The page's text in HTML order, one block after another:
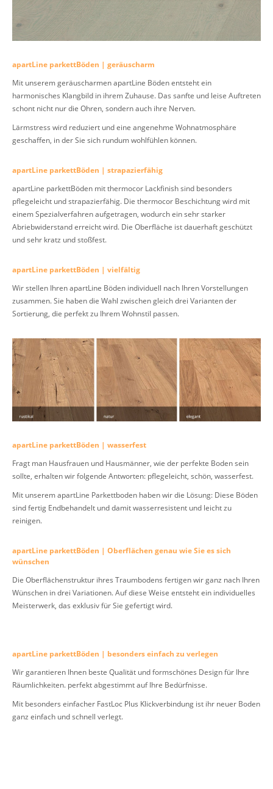
apartLine parkettBöden | geräuscharm
Mit unserem geräuscharmen apartLine Böden entsteht ein
harmonisches Klangbild in ihrem Zuhause. Das sanfte und leise Auftreten
schont nicht nur die Ohren, sondern auch ihre Nerven.
Lärmstress wird reduziert und eine angenehme Wohnatmosphäre
geschaffen, in der Sie sich rundum wohlfühlen können.
apartLine parkettBöden | strapazierfähig
apartLine parkettBöden mit thermocor Lackfinish sind besonders
pflegeleicht und strapazierfähig. Die thermocor Beschichtung wird mit
einem Spezialverfahren aufgetragen, wodurch ein sehr starker
Abriebwiderstand erreicht wird. Die Oberfläche ist dauerhaft geschützt
und sehr kratz und stoßfest.
apartLine parkettBöden | vielfältig
Wir stellen Ihren apartLine Böden individuell nach Ihren Vorstellungen
zusammen. Sie haben die Wahl zwischen gleich drei Varianten der
Sortierung, die perfekt zu Ihrem Wohnstil passen.
apartLine parkettBöden | wasserfest
Fragt man Hausfrauen und Hausmänner, wie der perfekte Boden sein
sollte, erhalten wir folgende Antworten: pflegeleicht, schön, wasserfest.
Mit unserem apartLine Parkettboden haben wir die Lösung: Diese Böden
sind fertig Endbehandelt und damit wasserresistent und leicht zu
reinigen.
apartLine parkettBöden | Oberflächen genau wie Sie es sich
wünschen
Die Oberflächenstruktur ihres Traumbodens fertigen wir ganz nach Ihren
Wünschen in drei Variationen. Auf diese Weise entsteht ein individuelles
Meisterwerk, das exklusiv für Sie gefertigt wird.
apartLine parkettBöden | besonders einfach zu verlegen
Wir garantieren Ihnen beste Qualität und formschönes Design für Ihre
Räumlichkeiten. perfekt abgestimmt auf Ihre Bedürfnisse.
Mit besonders einfacher FastLoc Plus Klickverbindung ist ihr neuer Boden
ganz einfach und schnell verlegt.